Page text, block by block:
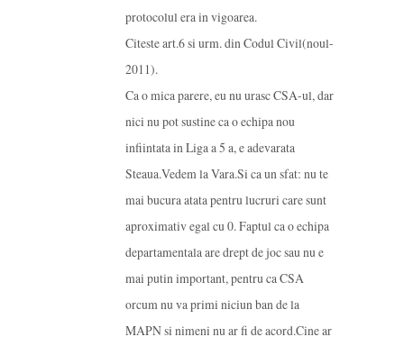
protocolul era in vigoarea.
Citeste art.6 si urm. din Codul Civil(noul-
2011).
Ca o mica parere, eu nu urasc CSA-ul, dar
nici nu pot sustine ca o echipa nou
infiintata in Liga a 5 a, e adevarata
Steaua.Vedem la Vara.Si ca un sfat: nu te
mai bucura atata pentru lucruri care sunt
aproximativ egal cu 0. Faptul ca o echipa
departamentala are drept de joc sau nu e
mai putin important, pentru ca CSA
orcum nu va primi niciun ban de la
MAPN si nimeni nu ar fi de acord.Cine ar